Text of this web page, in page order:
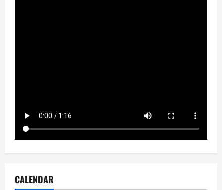
CALENDAR